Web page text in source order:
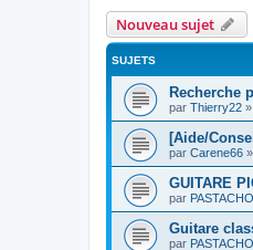
Nouveau sujet
SUJETS
Recherche
par Thierry22 »
[Aide/
par Carene66 »
GUITARE
par
Guitare
par